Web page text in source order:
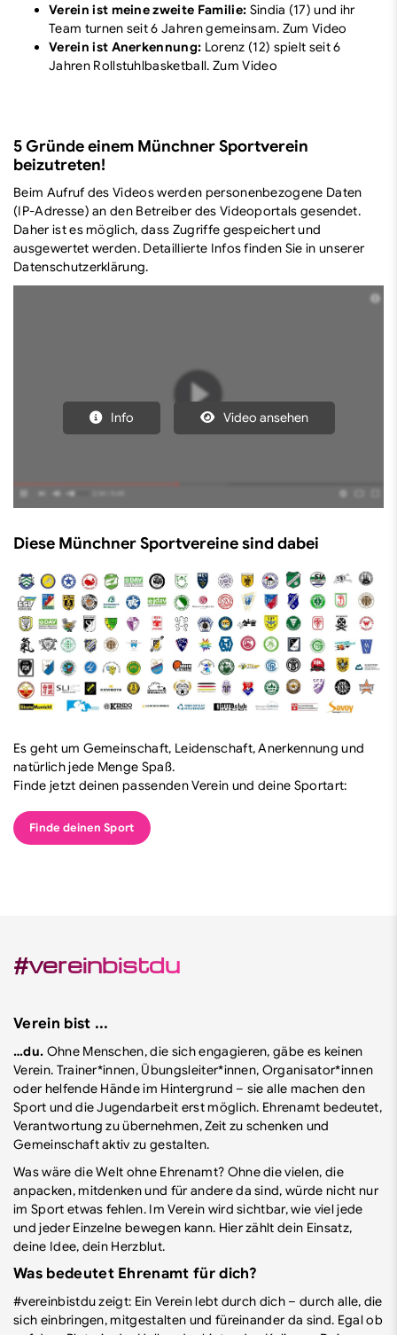
Verein ist meine zweite Familie: Sindia (17) und ihr
Team turnen seit 6 Jahren gemeinsam. Zum Video
Verein ist Anerkennung: Lorenz (12) spielt seit 6
Jahren Rollstuhlbasketball. Zum Video
5 Gründe einem Münchner Sportverein
beizutreten!
Beim Aufruf des Videos werden personenbezogene Daten
(IP-Adresse) an den Betreiber des Videoportals gesendet.
Daher ist es möglich, dass Zugriffe gespeichert und
ausgewertet werden. Detaillierte Infos finden Sie in unserer
Datenschutzerklärung.
Info Video ansehen
Diese Münchner Sportvereine sind dabei
Es geht um Gemeinschaft, Leidenschaft, Anerkennung und
natürlich jede Menge Spaß.
Finde jetzt deinen passenden Verein und deine Sportart:
Finde deinen Sport
#vereinbistdu
Verein bist ...
…du. Ohne Menschen, die sich engagieren, gäbe es keinen
Verein. Trainer*innen, Übungsleiter*innen, Organisator*innen
oder helfende Hände im Hintergrund – sie alle machen den
Sport und die Jugendarbeit erst möglich. Ehrenamt bedeutet,
Verantwortung zu übernehmen, Zeit zu schenken und
Gemeinschaft aktiv zu gestalten.
Was wäre die Welt ohne Ehrenamt? Ohne die vielen, die
anpacken, mitdenken und für andere da sind, würde nicht nur
im Sport etwas fehlen. Im Verein wird sichtbar, wie viel jede
und jeder Einzelne bewegen kann. Hier zählt dein Einsatz,
deine Idee, dein Herzblut.
Was bedeutet Ehrenamt für dich?
#vereinbistdu zeigt: Ein Verein lebt durch dich – durch alle, die
sich einbringen, mitgestalten und füreinander da sind. Egal ob